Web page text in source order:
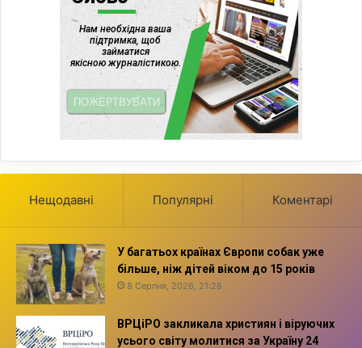
Нещодавні Популярні Коментарі
У багатьох країнах Європи собак уже
більше, ніж дітей віком до 15 років
8 Серпня, 2026, 21:28
ВРЦіРО закликала християн і віруючих
усього світу молитися за Україну 24